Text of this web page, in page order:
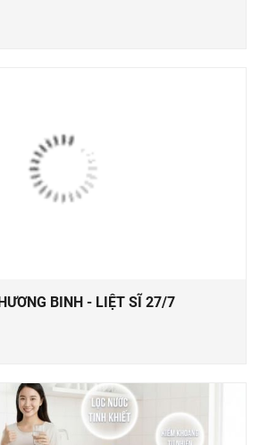
BINH - LIỆT SĨ 27/7